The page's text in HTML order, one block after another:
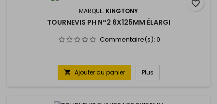
MARQUE: KINGTONY
TOURNEVIS PH N°2 6X125MM ÉLARGI
Commentaire(s): 0
 Ajouter au panier Plus
favorite_border